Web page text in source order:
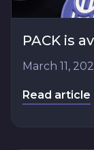
PACK is
March 11,
Read article